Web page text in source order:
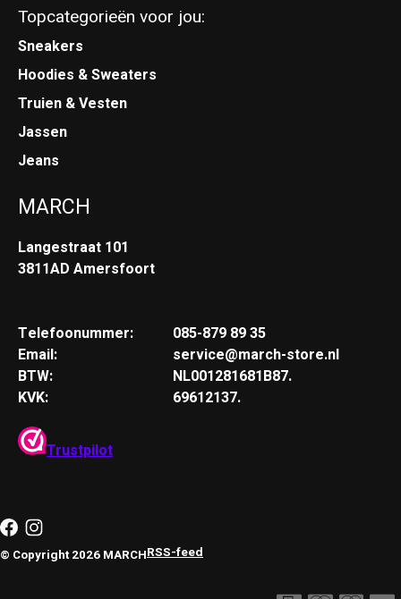
Topcategorieën voor jou:
Sneakers
Hoodies & Sweaters
Truien & Vesten
Jassen
Jeans
MARCH
Langestraat 101
3811AD Amersfoort
Telefoonummer:
Email:
BTW:
KVK:
085-879 89 35
service@march-store.nl
NL001281681B87.
69612137.
Trustpilot
© Copyright 2026 MARCHRSS-feed